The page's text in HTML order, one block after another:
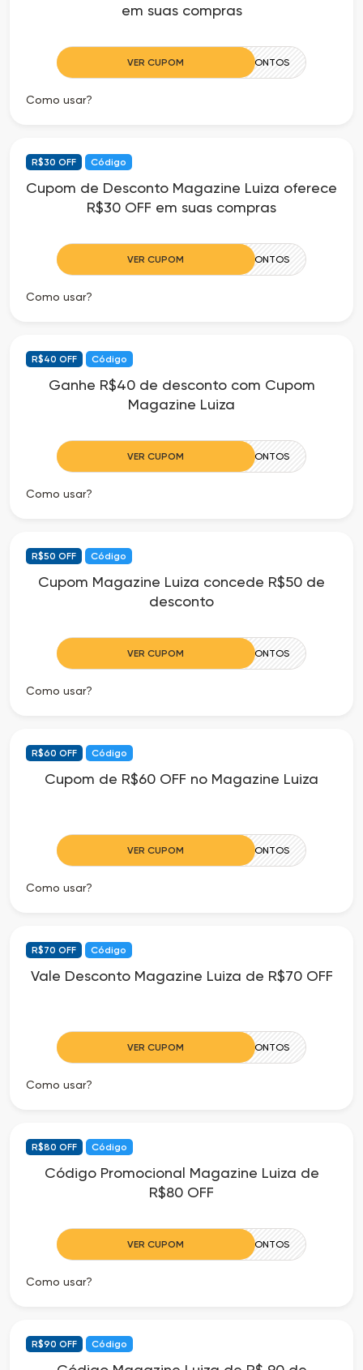
em suas compras
VER CUPOM20CIADOSDESCONTOS
Como usar?
R$30 OFF Código
Cupom de Desconto Magazine Luiza oferece
R$30 OFF em suas compras
VER CUPOM30CIADOSDESCONTOS
Como usar?
R$40 OFF Código
Ganhe R$40 de desconto com Cupom
Magazine Luiza
VER CUPOM40CIADOSDESCONTOS
Como usar?
R$50 OFF Código
Cupom Magazine Luiza concede R$50 de
desconto
VER CUPOM50CIADOSDESCONTOS
Como usar?
R$60 OFF Código
Cupom de R$60 OFF no Magazine Luiza
VER CUPOM60CIADOSDESCONTOS
Como usar?
R$70 OFF Código
Vale Desconto Magazine Luiza de R$70 OFF
VER CUPOM70CIADOSDESCONTOS
Como usar?
R$80 OFF Código
Código Promocional Magazine Luiza de
R$80 OFF
VER CUPOM80CIADOSDESCONTOS
Como usar?
R$90 OFF Código